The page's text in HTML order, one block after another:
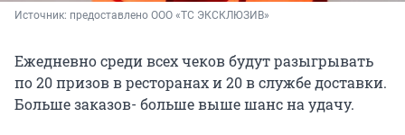
Источник: предоставлено ООО «ТС ЭКСКЛЮЗИВ»
Ежедневно среди всех чеков будут разыгрывать
по 20 призов в ресторанах и 20 в службе доставки.
Больше заказов- больше выше шанс на удачу.